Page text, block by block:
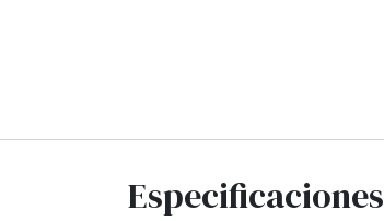
Especificaciones